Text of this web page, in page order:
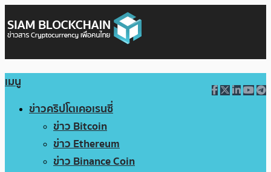
เมนู
ข่าวคริปโตเคอเรนซี่
ข่าว Bitcoin
ข่าว Ethereum
ข่าว Binance Coin